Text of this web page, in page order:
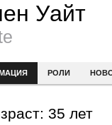
Уайт
РОЛИ
35 лет